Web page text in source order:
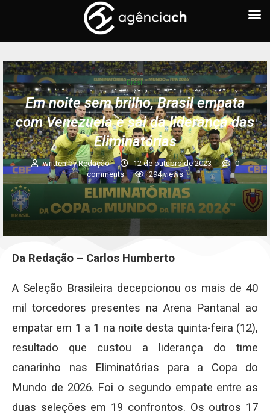
Brasil
Em noite sem brilho, Brasil empata
com Venezuela e sai da liderança das
Eliminatórias
written byRedação 12 de outubro de 2023
0
comments
294views
Da Redação – Carlos Humberto
A Seleção Brasileira decepcionou os mais de 40
mil torcedores presentes na Arena Pantanal ao
empatar em 1 a 1 na noite desta quinta-feira (12),
resultado que custou a liderança do time
canarinho nas Eliminatórias para a Copa do
Mundo de 2026. Foi o segundo empate entre as
duas seleções em 19 confrontos. Os outros 17